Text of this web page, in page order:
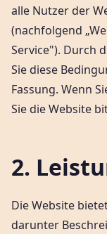
alle Nutzer der
(nachfolgend
Service"). Durch
Sie diese
Fassung. Wenn
Sie die Website
2.
Die Website
darunter